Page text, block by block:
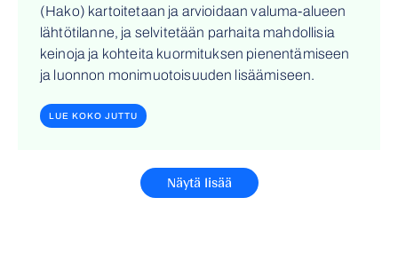
(Hako) kartoitetaan ja arvioidaan valuma-alueen
lähtötilanne, ja selvitetään parhaita mahdollisia
keinoja ja kohteita kuormituksen pienentämiseen
ja luonnon monimuotoisuuden lisäämiseen.
LUE KOKO JUTTU
Näytä lisää